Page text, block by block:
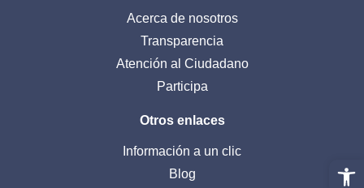
Abrir
Acerca de nosotros
Transparencia
Atención al Ciudadano
Participa
Otros enlaces
Información a un clic
Blog